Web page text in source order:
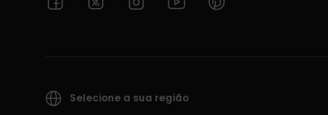
Selecione a sua região